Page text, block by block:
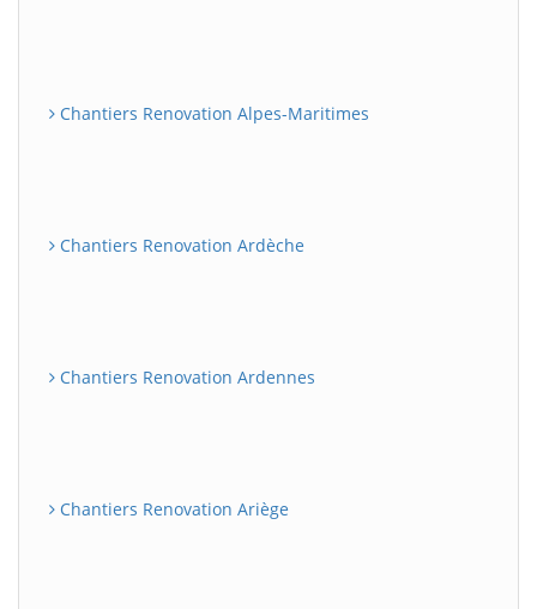
Chantiers Renovation Alpes-Maritimes
Chantiers Renovation Ardèche
Chantiers Renovation Ardennes
Chantiers Renovation Ariège